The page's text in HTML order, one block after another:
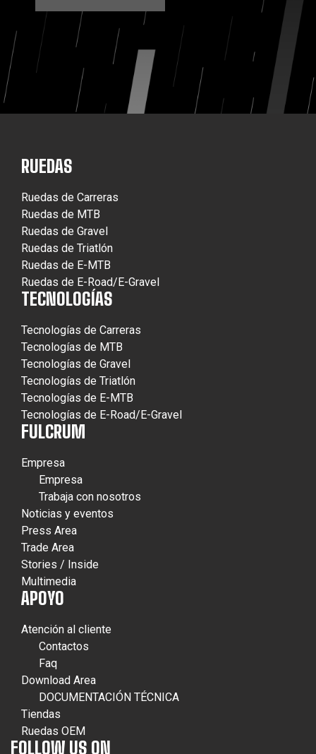
RUEDAS
Ruedas de Carreras
Ruedas de MTB
Ruedas de Gravel
Ruedas de Triatlón
Ruedas de E-MTB
Ruedas de E-Road/E-Gravel
TECNOLOGÍAS
Tecnologías de Carreras
Tecnologías de MTB
Tecnologías de Gravel
Tecnologías de Triatlón
Tecnologías de E-MTB
Tecnologías de E-Road/E-Gravel
FULCRUM
Empresa
Empresa
Trabaja con nosotros
Noticias y eventos
Press Area
Trade Area
Stories / Inside
Multimedia
APOYO
Atención al cliente
Contactos
Faq
Download Area
DOCUMENTACIÓN TÉCNICA
Tiendas
Ruedas OEM
FOLLOW US ON